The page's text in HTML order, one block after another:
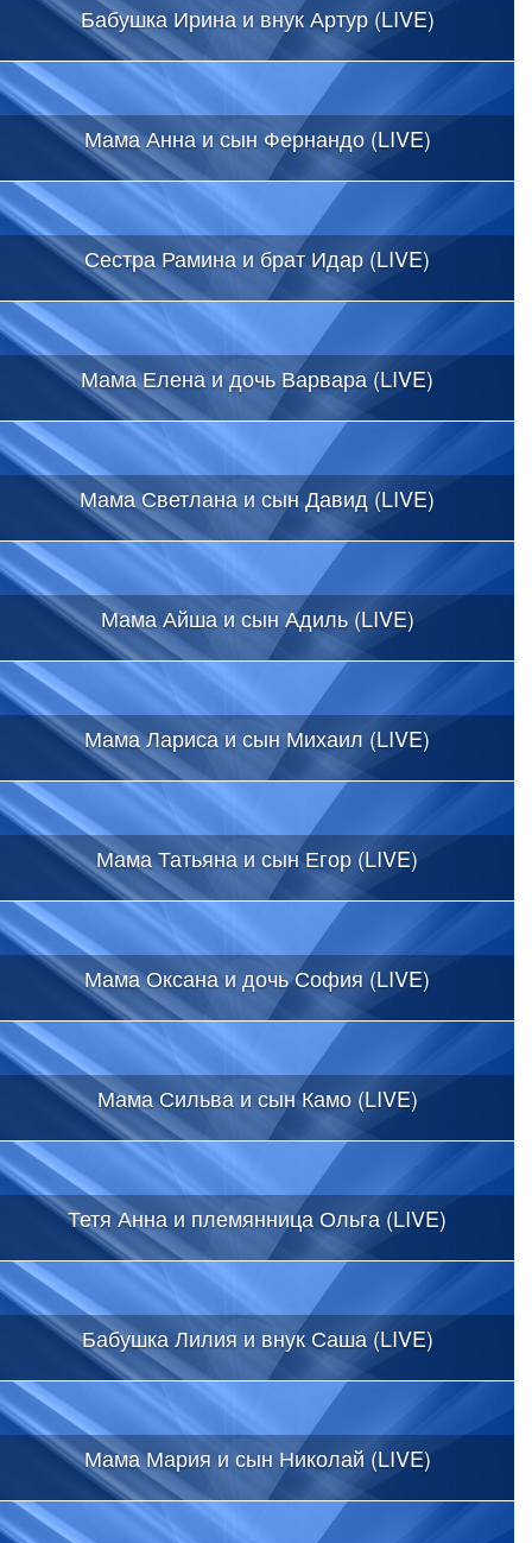
Бабушка Ирина и внук Артур (LIVE)
Мама Анна и сын Фернандо (LIVE)
Сестра Рамина и брат Идар (LIVE)
Мама Елена и дочь Варвара (LIVE)
Мама Светлана и сын Давид (LIVE)
Мама Айша и сын Адиль (LIVE)
Мама Лариса и сын Михаил (LIVE)
Мама Татьяна и сын Егор (LIVE)
Мама Оксана и дочь София (LIVE)
Мама Сильва и сын Камо (LIVE)
Тетя Анна и племянница Ольга (LIVE)
Бабушка Лилия и внук Саша (LIVE)
Мама Мария и сын Николай (LIVE)